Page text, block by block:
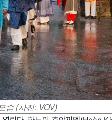
습 (사진: VOV)